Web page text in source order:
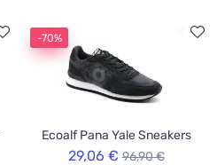
-70%
Ecoalf Pana Yale Sneakers
29,06 € 96,90 €